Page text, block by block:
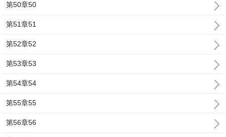
第50章50
第51章51
第52章52
第53章53
第54章54
第55章55
第56章56